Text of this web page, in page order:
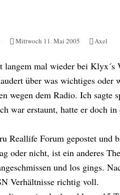
Mittwoch 11. Mai 2005 Axel
mal wieder bei Klyx´s
über was wichtiges
wegen dem Radio. Ich
war erstaunt, hatte er doch
Reallife Forum gepostet und
oder nicht, ist ein anderes
und los gings.
Verhältnisse richtig voll.